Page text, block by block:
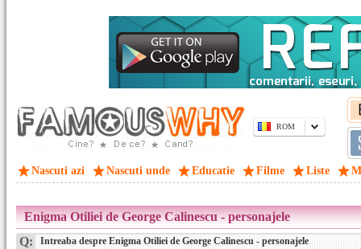
ROM
Nascuti azi Nascuti unde Educatie Filme Liste
Enigma Otiliei de George Calinescu - personajele
Q: Intreaba despre Enigma Otiliei de George Calinescu - personajele